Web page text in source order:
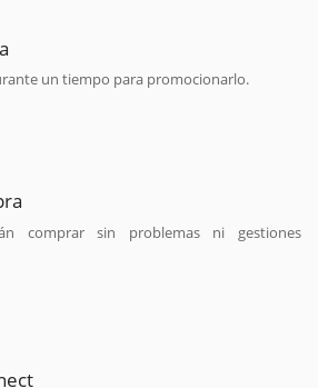
un tiempo para promocionarlo.
comprar sin problemas ni gestiones